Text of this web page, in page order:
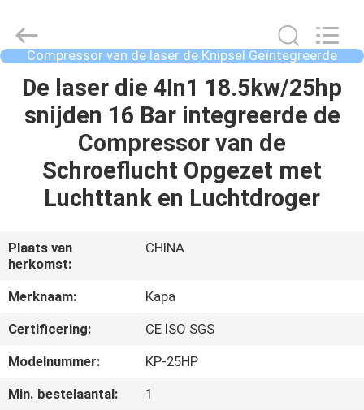
HUIS
PRODUCTEN
VIDEO'S
OVER
ONS
FABRIEKSTOCHT
KWALITEITSCONTROLE
Jiangxi
Kapa
Gas
TechnologyCompressor van de laser de Knipsel Geïntegreerde
Lucht
De laser die 4In1 18.5kw/25hp
snijden 16 Bar integreerde de
Compressor van de
Schroeflucht Opgezet met
Luchttank en Luchtdroger
Plaats van
herkomst:
CHINA
Merknaam:
Kapa
Certificering:
CE ISO SGS
Modelnummer:
KP-25HP
Min. bestelaantal:
1